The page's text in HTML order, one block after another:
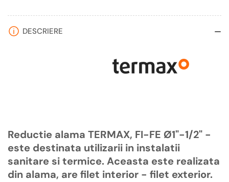
DESCRIERE
Reductie alama TERMAX, FI-FE Ø1"-1/2" -
este destinata utilizarii in instalatii
sanitare si termice. Aceasta este realizata
din alama, are filet interior - filet exterior.